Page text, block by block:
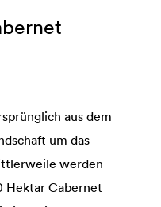
aus dem
um das
werden
Hektar Cabernet